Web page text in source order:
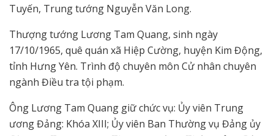
Tuyến, Trung tướng Nguyễn Văn Long.
Thượng tướng Lương Tam Quang, sinh ngày
17/10/1965, quê quán xã Hiệp Cường, huyện Kim Động,
tỉnh Hưng Yên. Trình độ chuyên môn Cử nhân chuyên
ngành Điều tra tội phạm.
Ông Lương Tam Quang giữ chức vụ: Ủy viên Trung
ương Đảng: Khóa XIII; Ủy viên Ban Thường vụ Đảng ủy